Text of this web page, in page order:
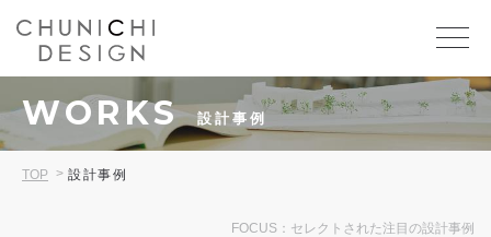
WORKS 設計事例
TOP 設計事例
FOCUS：セレクトされた注目の設計事例